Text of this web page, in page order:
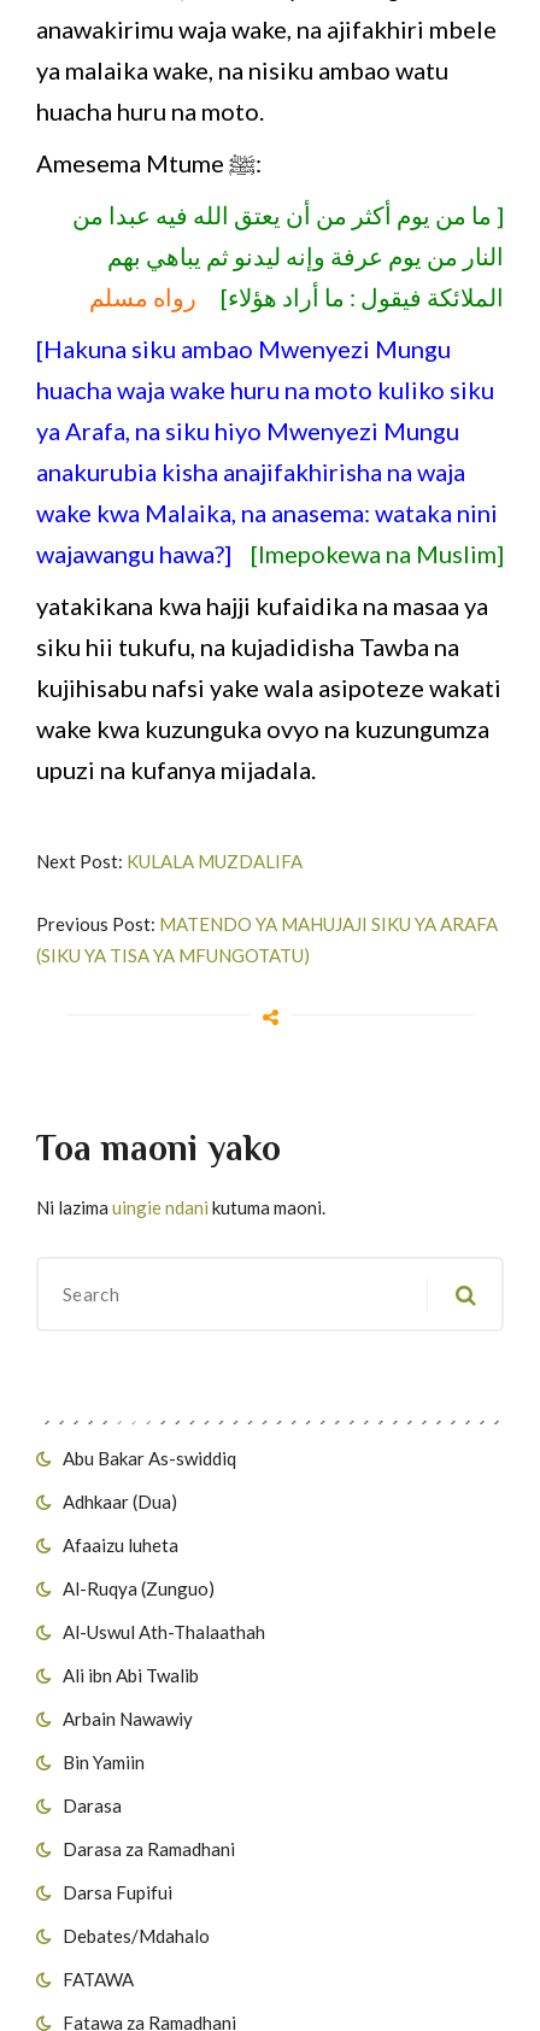
Abu Bakar As-swiddiq
Adhkaar (Dua)
Afaaizu luheta
Al-Ruqya (Zunguo)
Al-Uswul Ath-Thalaathah
Ali ibn Abi Twalib
Arbain Nawawiy
Bin Yamiin
Darasa
Darasa za Ramadhani
Darsa Fupifui
Debates/Mdahalo
FATAWA
Fatawa za Ramadhani
anawakirimu waja wake, na ajifakhiri mbele
ya malaika wake, na nisiku ambao watu
huacha huru na moto.
Amesema Mtume ﷺ:
[ ما من يوم أكثر من أن يعتق الله فيه عبدا من
النار من يوم عرفة وإنه ليدنو ثم يباهي بهم
الملائكة فيقول : ما أراد هؤلاء]
رواه مسلم
[Hakuna siku ambao Mwenyezi Mungu
huacha waja wake huru na moto kuliko siku
ya Arafa, na siku hiyo Mwenyezi Mungu
anakurubia kisha anajifakhirisha na waja
wake kwa Malaika, na anasema: wataka nini
wajawangu hawa?]
[Imepokewa na Muslim]
yatakikana kwa hajji kufaidika na masaa ya
siku hii tukufu, na kujadidisha Tawba na
kujihisabu nafsi yake wala asipoteze wakati
wake kwa kuzunguka ovyo na kuzungumza
upuzi na kufanya mijadala.
Next Post: KULALA MUZDALIFA
Previous Post: MATENDO YA MAHUJAJI SIKU YA ARAFA
(SIKU YA TISA YA MFUNGOTATU)
Toa maoni yako
Ni lazima uingie ndani kutuma maoni.